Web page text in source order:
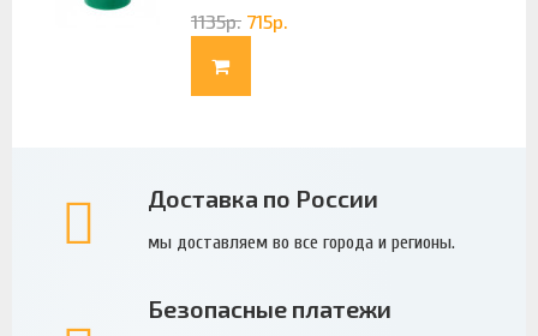
1135р. 715р.
Доставка по России
мы доставляем во все города и регионы.
Безопасные платежи